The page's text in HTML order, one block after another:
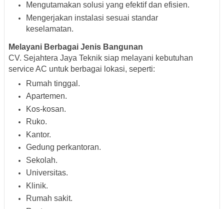
Mengutamakan solusi yang efektif dan efisien.
Mengerjakan instalasi sesuai standar
keselamatan.
Melayani Berbagai Jenis Bangunan
CV. Sejahtera Jaya Teknik siap melayani kebutuhan
service AC untuk berbagai lokasi, seperti:
Rumah tinggal.
Apartemen.
Kos-kosan.
Ruko.
Kantor.
Gedung perkantoran.
Sekolah.
Universitas.
Klinik.
Rumah sakit.